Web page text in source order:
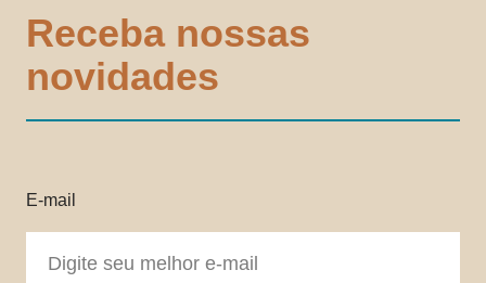
Receba nossas
novidades
E-mail